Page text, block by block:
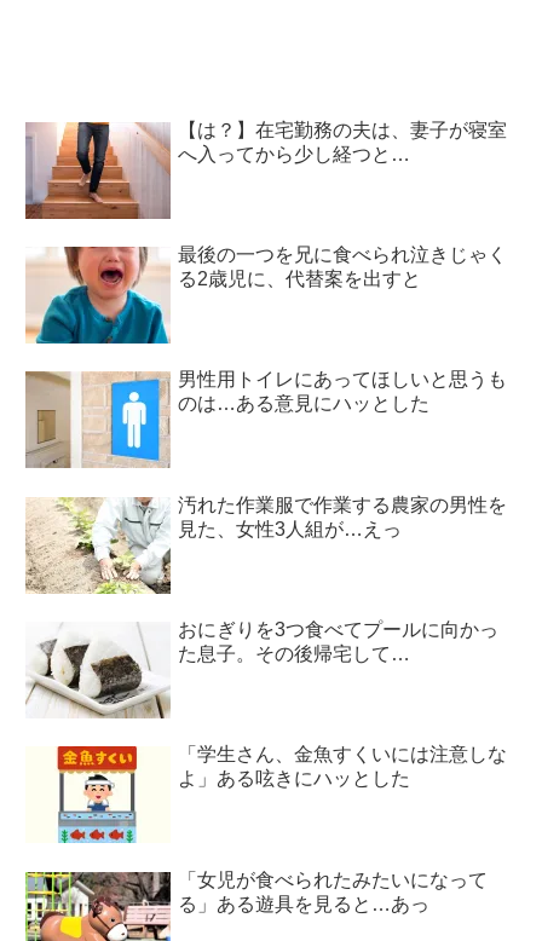
【は？】在宅勤務の夫は、妻子が寝室
へ入ってから少し経つと…
最後の一つを兄に食べられ泣きじゃく
る2歳児に、代替案を出すと
男性用トイレにあってほしいと思うも
のは…ある意見にハッとした
汚れた作業服で作業する農家の男性を
見た、女性3人組が…えっ
おにぎりを3つ食べてプールに向かっ
た息子。その後帰宅して…
「学生さん、金魚すくいには注意しな
よ」ある呟きにハッとした
「女児が食べられたみたいになって
る」ある遊具を見ると…あっ